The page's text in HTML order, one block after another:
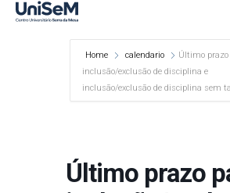
Home calendario
Último prazo
inclusão/exclusão de disciplina e
inclusão/exclusão de disciplina sem
Último prazo